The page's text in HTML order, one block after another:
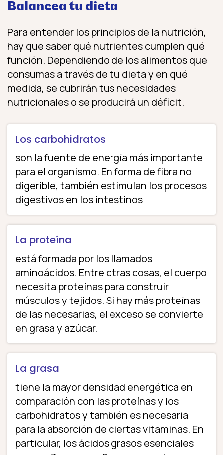
Balancea tu dieta
Para entender los principios de la nutrición,
hay que saber qué nutrientes cumplen qué
función. Dependiendo de los alimentos que
consumas a través de tu dieta y en qué
medida, se cubrirán tus necesidades
nutricionales o se producirá un déficit.
Los carbohidratos
son la fuente de energía más importante
para el organismo. En forma de fibra no
digerible, también estimulan los procesos
digestivos en los intestinos
La proteína
está formada por los llamados
aminoácidos. Entre otras cosas, el cuerpo
necesita proteínas para construir
músculos y tejidos. Si hay más proteínas
de las necesarias, el exceso se convierte
en grasa y azúcar.
La grasa
tiene la mayor densidad energética en
comparación con las proteínas y los
carbohidratos y también es necesaria
para la absorción de ciertas vitaminas. En
particular, los ácidos grasos esenciales